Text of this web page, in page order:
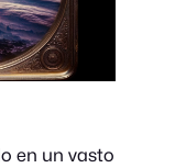
en un vasto